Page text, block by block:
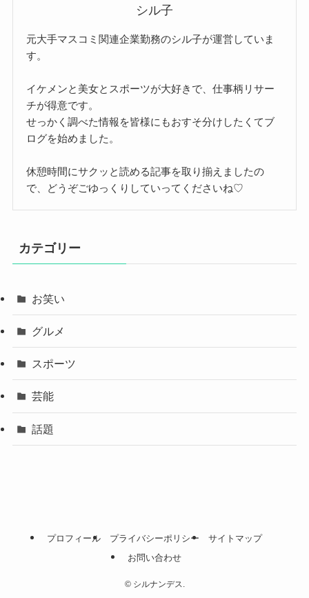
シル子
元大手マスコミ関連企業勤務のシル子が運営していま
す。
イケメンと美女とスポーツが大好きで、仕事柄リサー
チが得意です。
せっかく調べた情報を皆様にもおすそ分けしたくてブ
ログを始めました。
休憩時間にサクッと読める記事を取り揃えましたの
で、どうぞごゆっくりしていってくださいね♡
カテゴリー
お笑い
グルメ
スポーツ
芸能
話題
プロフィール プライバシーポリシー
サイトマップ
お問い合わせ
©シルナンデス.